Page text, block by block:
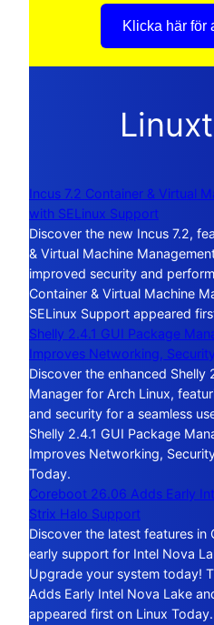
Klicka här för
Incus 7.2 Container & Virtual
with SELinux Support
Discover the new Incus 7.2,
& Virtual Machine
improved security and
Container & Virtual Machine
SELinux Support appeared
Shelly 2.4.1 GUI Package
Improves Networking, Security
Discover the enhanced Shelly
Manager for Arch Linux,
and security for a seamless
Shelly 2.4.1 GUI Package
Improves Networking,
Today.
Coreboot 26.06 Adds Early
Strix Halo Support
Discover the latest features
early support for Intel Nova
Upgrade your system today!
Adds Early Intel Nova Lake
appeared first on Linux Today.